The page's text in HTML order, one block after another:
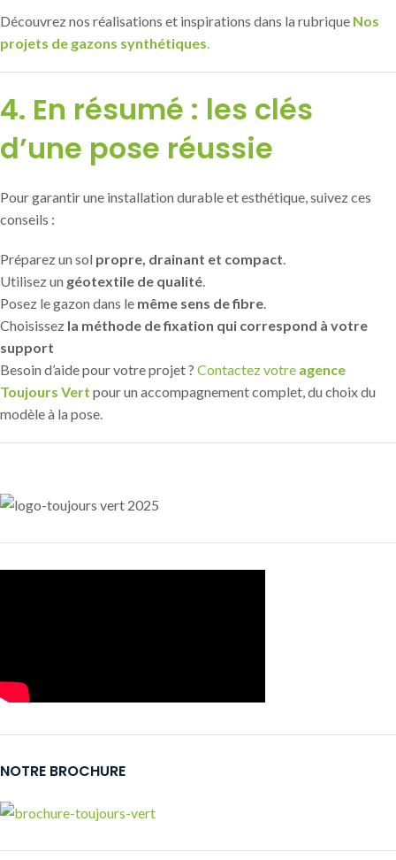
Découvrez nos réalisations et inspirations dans la rubrique Nos
projets de gazons synthétiques.
4. En résumé : les clés
d’une pose réussie
Pour garantir une installation durable et esthétique, suivez ces
conseils :
Préparez un sol propre, drainant et compact.
Utilisez un géotextile de qualité.
Posez le gazon dans le même sens de fibre.
Choisissez la méthode de fixation qui correspond à votre
support
Besoin d’aide pour votre projet ? Contactez votre agence
Toujours Vert pour un accompagnement complet, du choix du
modèle à la pose.
NOTRE BROCHURE